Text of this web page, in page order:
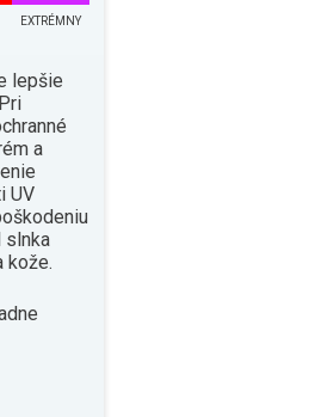
EXTRÉMNY
lepšie
a
UV
slnka
kože.